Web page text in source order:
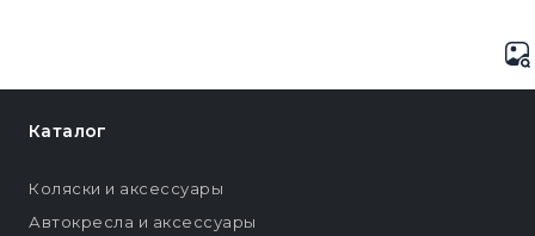
Каталог
Коляски и аксессуары
Автокресла и аксессуары